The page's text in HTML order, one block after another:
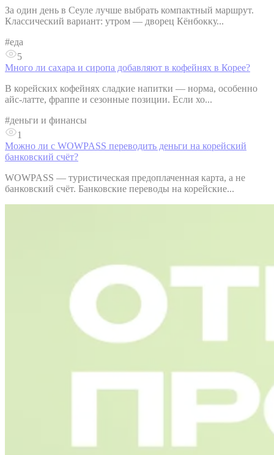
За один день в Сеуле лучше выбрать компактный маршрут.
Классический вариант: утром — дворец Кёнбокку...
#еда
5
Много ли сахара и сиропа добавляют в кофейнях в Корее?
В корейских кофейнях сладкие напитки — норма, особенно
айс-латте, фраппе и сезонные позиции. Если хо...
#деньги и финансы
1
Можно ли с WOWPASS переводить деньги на корейский
банковский счёт?
WOWPASS — туристическая предоплаченная карта, а не
банковский счёт. Банковские переводы на корейские...